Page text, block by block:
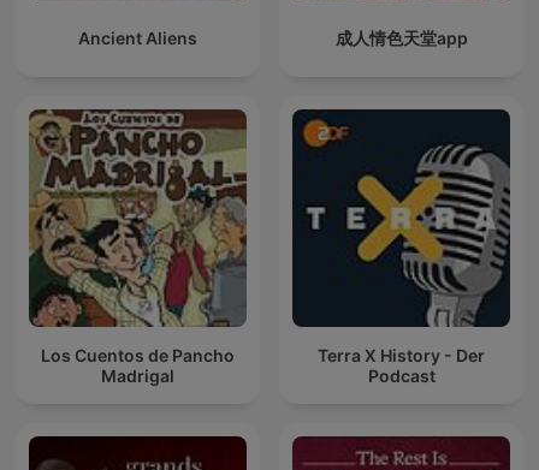
Ancient Aliens 成人情色天堂app
Los Cuentos de Pancho
Madrigal
Terra X History - Der
Podcast